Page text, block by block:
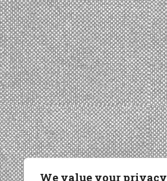
We value your privacy